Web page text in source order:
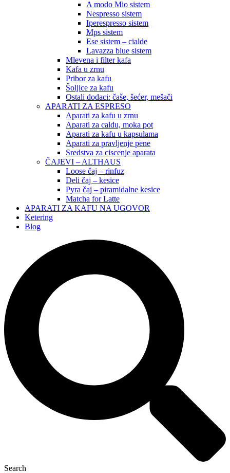
A modo Mio sistem
Nespresso sistem
Iperespresso sistem
Mps sistem
Ese sistem – cialde
Lavazza blue sistem
Mlevena i filter kafa
Kafa u zrnu
Pribor za kafu
Šoljice za kafu
Ostali dodaci: čaše, šećer, mešači
APARATI ZA ESPRESO
Aparati za kafu u zrnu
Aparati za caldu, moka pot
Aparati za kafu u kapsulama
Aparati za pravljenje pene
Sredstva za ciscenje aparata
ČAJEVI – ALTHAUS
Loose čaj – rinfuz
Deli čaj – kesice
Pyra čaj – piramidalne kesice
Matcha for Latte
APARATI ZA KAFU NA UGOVOR
Ketering
Blog
Search